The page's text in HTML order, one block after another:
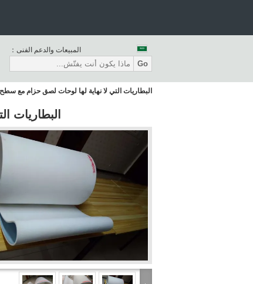
المبيعات والدعم الفنى：
Go
البطاريات التي لا نهاية لها لوحات لصق حزام مع
البطاريات